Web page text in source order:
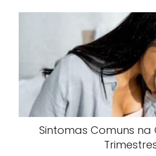
Sintomas Comuns na